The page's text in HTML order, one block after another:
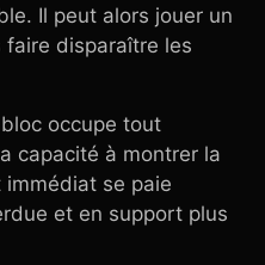
Il peut alors jouer un
disparaître les
occupe tout
capacité à montrer la
se paie
et en support plus